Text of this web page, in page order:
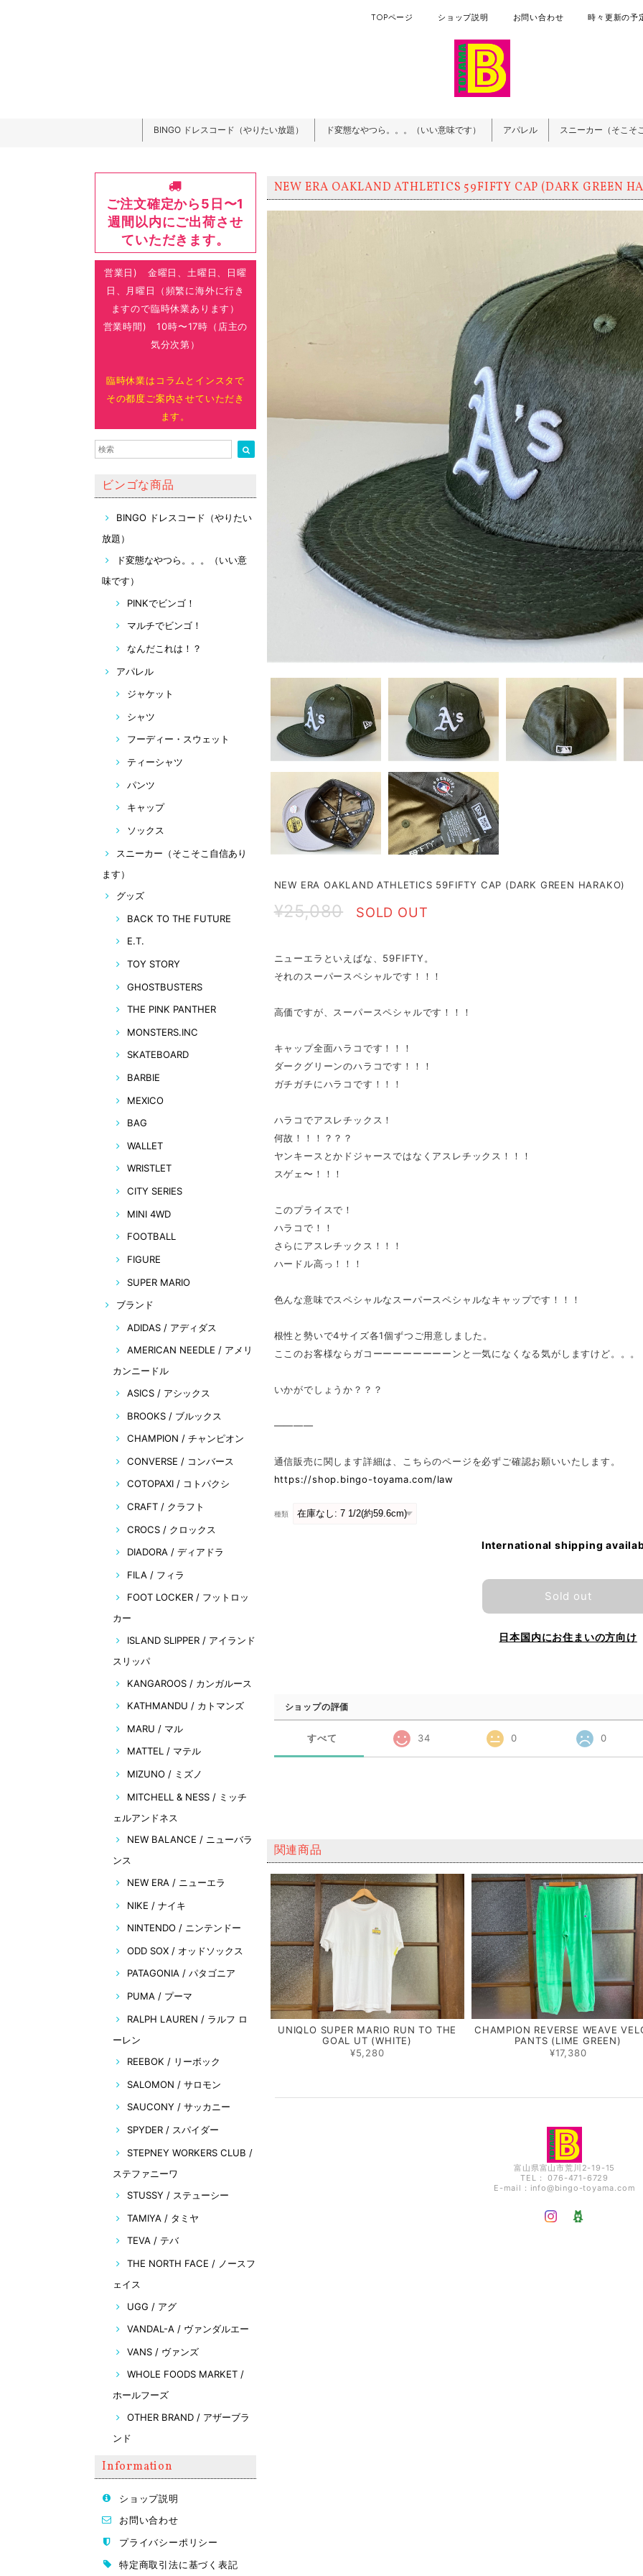
TOPページ ショップ説明 お問い合わせ 時々更新の予
BINGO ドレスコード（やりたい放題） ド変態なやつら。。。（いい意味です） アパレル スニーカー（そこそ
ご注文確定から5日〜1
週間以内にご出荷させ
ていただきます。
営業日) 金曜日、土曜日、日曜
日、月曜日（頻繁に海外に行き
ますので臨時休業あります）
営業時間) 10時〜17時（店主の
気分次第）
臨時休業はコラムとインスタで
その都度ご案内させていただき
ます。
ビンゴな商品
BINGO ドレスコード（やりたい
放題）
ド変態なやつら。。。（いい意
味です）
PINKでビンゴ！
マルチでビンゴ！
なんだこれは！？
アパレル
ジャケット
シャツ
フーディー・スウェット
ティーシャツ
パンツ
キャップ
ソックス
スニーカー（そこそこ自信あり
ます）
グッズ
BACK TO THE FUTURE
E.T.
TOY STORY
GHOSTBUSTERS
THE PINK PANTHER
MONSTERS.INC
SKATEBOARD
BARBIE
MEXICO
BAG
WALLET
WRISTLET
CITY SERIES
MINI 4WD
FOOTBALL
FIGURE
SUPER MARIO
ブランド
ADIDAS / アディダス
AMERICAN NEEDLE / アメリ
カンニードル
ASICS / アシックス
BROOKS / ブルックス
CHAMPION / チャンピオン
CONVERSE / コンバース
COTOPAXI / コトパクシ
CRAFT / クラフト
CROCS / クロックス
DIADORA / ディアドラ
FILA / フィラ
FOOT LOCKER / フットロッ
カー
ISLAND SLIPPER / アイランド
スリッパ
KANGAROOS / カンガルース
KATHMANDU / カトマンズ
MARU / マル
MATTEL / マテル
MIZUNO / ミズノ
MITCHELL & NESS / ミッチ
ェルアンドネス
NEW BALANCE / ニューバラ
ンス
NEW ERA / ニューエラ
NIKE / ナイキ
NINTENDO / ニンテンドー
ODD SOX / オッドソックス
PATAGONIA / パタゴニア
PUMA / プーマ
RALPH LAUREN / ラルフ ロ
ーレン
REEBOK / リーボック
SALOMON / サロモン
SAUCONY / サッカニー
SPYDER / スパイダー
STEPNEY WORKERS CLUB /
ステファニーワ
STUSSY / ステューシー
TAMIYA / タミヤ
TEVA / テバ
THE NORTH FACE / ノースフ
ェイス
UGG / アグ
VANDAL-A / ヴァンダルエー
VANS / ヴァンズ
WHOLE FOODS MARKET /
ホールフーズ
OTHER BRAND / アザーブラ
ンド
Information
ショップ説明
お問い合わせ
プライバシーポリシー
特定商取引法に基づく表記
NEW ERA OAKLAND ATHLETICS 59FIFTY CAP (DARK GREEN
NEW ERA OAKLAND ATHLETICS 59FIFTY CAP (DARK GREEN HARAKO)
¥25,080 SOLD OUT
ニューエラといえばな、59FIFTY。
それのスーパースペシャルです！！！
高価ですが、スーパースペシャルです！！！
キャップ全面ハラコです！！！
ダークグリーンのハラコです！！！
ガチガチにハラコです！！！
ハラコでアスレチックス！
何故！！！？？？
ヤンキースとかドジャースではなくアスレチックス！！！
スゲェ〜！！！
このプライスで！
ハラコで！！
さらにアスレチックス！！！
ハードル高っ！！！
色んな意味でスペシャルなスーパースペシャルなキャップです！！！
根性と勢いで4サイズ各1個ずつご用意しました。
ここのお客様ならガコーーーーーーーーンと一気になくなる気がしますけど。。。
いかがでしょうか？？？
————
通信販売に関します詳細は、こちらのページを必ずご確認お願いいたします。
https://shop.bingo-toyama.com/law
種類
International shipping
Sold out
日本国内にお住まいの方向け
ショップの評価
すべて 34 0 0
関連商品
UNIQLO SUPER MARIO RUN TO THE
GOAL UT (WHITE)
¥5,280
CHAMPION REVERSE WEAVE
PANTS (LIME GREEN)
¥17,380
富山県富山市荒川2-19-15
TEL： 076-471-6729
E-mail： info@bingo-toyama.com